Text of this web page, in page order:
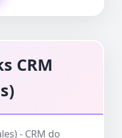
CRM
- CRM do